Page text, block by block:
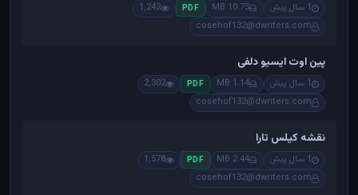
1 سال پیش 10.73 MB
PDF
1,242
cosehof132@dwriters.com
پین اوت ایسیو دلفی
1 سال پیش 1.14 MB
PDF
2,302
cosehof132@dwriters.com
نقشه کیلس تارا
1 سال پیش 2.44 MB
PDF
1,578
cosehof132@dwriters.com